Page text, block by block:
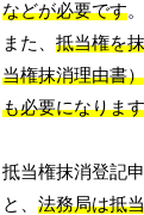
などが必要です。
また、抵当権を
当権抹消理由書
も必要になります
抵当権抹消登記
と、法務局は抵